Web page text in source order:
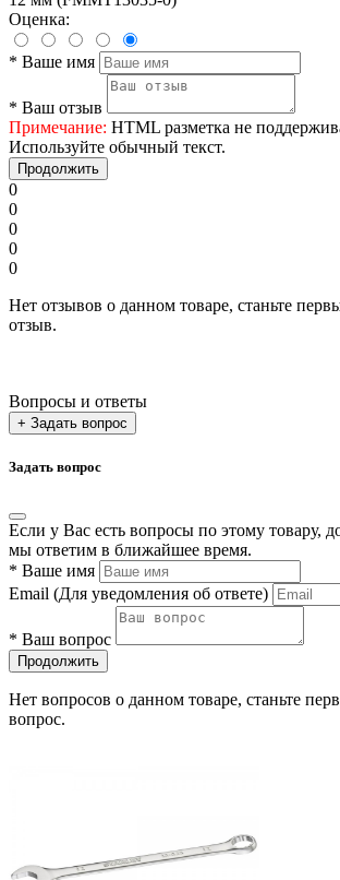
Оценка:
* Ваше имя
* Ваш отзыв
Примечание: HTML разметка не
Используйте обычный текст.
Продолжить
0
0
0
0
0
Нет отзывов о данном товаре, станьте
отзыв.
Вопросы и ответы
+ Задать вопрос
Задать вопрос
Если у Вас есть вопросы по этому товару,
мы ответим в ближайшее время.
* Ваше имя
Email (Для уведомления об ответе)
* Ваш вопрос
Продолжить
Нет вопросов о данном товаре, станьте
вопрос.